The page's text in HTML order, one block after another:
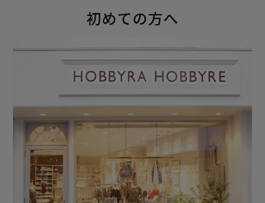
初めての方へ